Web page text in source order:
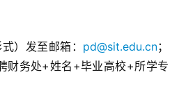
）发至邮箱： pd@sit.edu.cn；
财务处+姓名+毕业高校+所学专